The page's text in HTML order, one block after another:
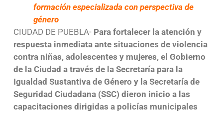
formación especializada con perspectiva de
género
CIUDAD DE PUEBLA-Para fortalecer la atención y
respuesta inmediata ante situaciones de violencia
contra niñas, adolescentes y mujeres, el Gobierno
de la Ciudad a través de la Secretaría para la
Igualdad Sustantiva de Género y la Secretaría de
Seguridad Ciudadana (SSC) dieron inicio a las
capacitaciones dirigidas a policías municipales